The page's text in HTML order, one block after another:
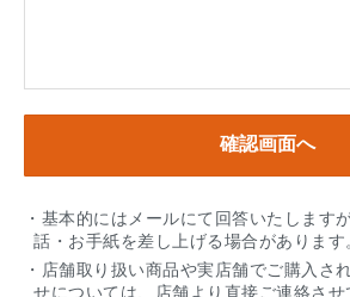
・基本的にはメールにて回答いたします
話・お手紙を差し上げる場合があります
・店舗取り扱い商品や実店舗でご購入さ
せについては、店舗より直接ご連絡さ